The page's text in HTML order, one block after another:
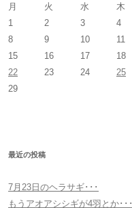
月
火 水 木
1 2 3 4
8
9 10 11
15
16 17 18
22
23 24 25
29
最近の投稿
7月23日のヘラサギ･･･
もうアオアシシギが4羽とか･･･